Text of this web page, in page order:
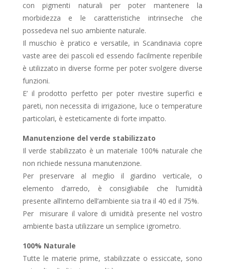
con pigmenti naturali per poter mantenere la
morbidezza e le caratteristiche intrinseche che
possedeva nel suo ambiente naturale.
Il muschio è pratico e versatile, in Scandinavia copre
vaste aree dei pascoli ed essendo facilmente reperibile
è utilizzato in diverse forme per poter svolgere diverse
funzioni.
E’ il prodotto perfetto per poter rivestire superfici e
pareti, non necessita di irrigazione, luce o temperature
particolari, è esteticamente di forte impatto.
Manutenzione del verde stabilizzato
Il verde stabilizzato è un materiale 100% naturale che
non richiede nessuna manutenzione.
Per preservare al meglio il giardino verticale, o
elemento d’arredo, è consigliabile che l’umidità
presente all’interno dell’ambiente sia tra il 40 ed il 75%.
Per misurare il valore di umidità presente nel vostro
ambiente basta utilizzare un semplice igrometro.
100% Naturale
Tutte le materie prime, stabilizzate o essiccate, sono